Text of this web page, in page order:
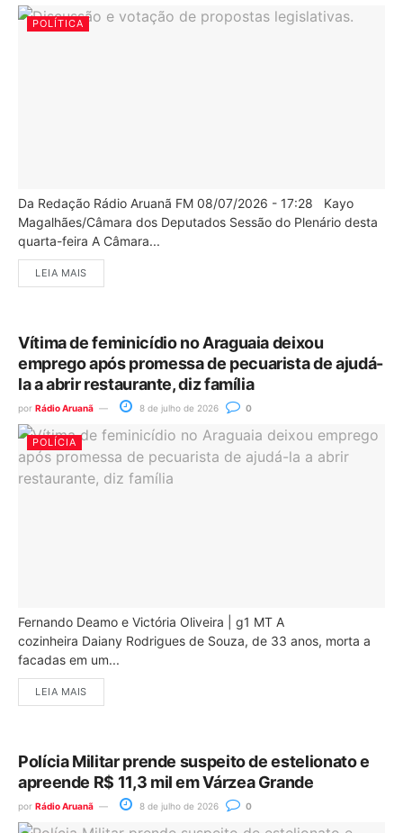
POLÍTICA
Da Redação Rádio Aruanã FM 08/07/2026 - 17:28 Kayo
Magalhães/Câmara dos Deputados Sessão do Plenário desta
quarta-feira A Câmara...
LEIA MAIS
Vítima de feminicídio no Araguaia deixou
emprego após promessa de pecuarista de ajudá-
la a abrir restaurante, diz família
por Rádio Aruanã 8 de julho de 2026 0
POLÍCIA
Fernando Deamo e Victória Oliveira | g1 MT A
cozinheira Daiany Rodrigues de Souza, de 33 anos, morta a
facadas em um...
LEIA MAIS
Polícia Militar prende suspeito de estelionato e
apreende R$ 11,3 mil em Várzea Grande
por Rádio Aruanã 8 de julho de 2026 0